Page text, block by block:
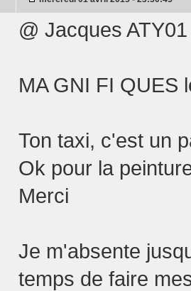
@ Jacques ATY01
MA GNI FI QUES
Ton taxi, c'est un
Ok pour la
Merci
Je m'absente
temps de faire